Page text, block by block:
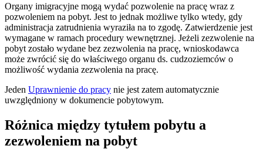
Organy imigracyjne mogą wydać pozwolenie na pracę wraz z
pozwoleniem na pobyt. Jest to jednak możliwe tylko wtedy, gdy
administracja zatrudnienia wyraziła na to zgodę. Zatwierdzenie jest
wymagane w ramach procedury wewnętrznej. Jeżeli zezwolenie na
pobyt zostało wydane bez zezwolenia na pracę, wnioskodawca
może zwrócić się do właściwego organu ds. cudzoziemców o
możliwość wydania zezwolenia na pracę.
Jeden Uprawnienie do pracy nie jest zatem automatycznie
uwzględniony w dokumencie pobytowym.
Różnica między tytułem pobytu a
zezwoleniem na pobyt